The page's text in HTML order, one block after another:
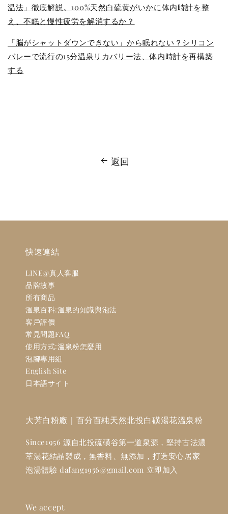
温法」徹底解説。100%天然白硫黄がいかに体内時計を整
え、不眠と慢性疲労を解消するか？
「脳がシャットダウンできない」から眠れない？シリコン
バレーで流行の15分温泉リカバリー法、体内時計を再構築
する
返回
快速連結
LINE@真人客服
品牌故事
所有商品
溫泉百科:溫泉的知識與泡法
客戶評價
常見問題FAQ
使用方式:溫泉粉怎麼用
泡腳專用組
English Site
日本語サイト
大芳白粉廠｜百分百純天然北投白磺湯花溫泉粉
Since1956 源自北投硫磺谷第一道泉源，堅持古法濃
萃湯花結晶製成，無香料、無添加，打造安心居家
泡湯體驗 dafang1956@gmail.com 立即加入
We accept